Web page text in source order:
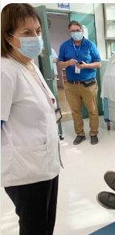
d
a
n
m
a
l